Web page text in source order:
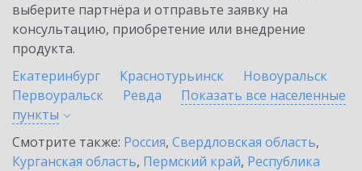
выберите партнёра и отправьте заявку на
консультацию, приобретение или внедрение
продукта.
Екатеринбург
Краснотурьинск
Новоуральск
Первоуральск
Ревда
Показать все населенные
пункты
Смотрите также: Россия, Свердловская область,
Курганская область, Пермский край, Республика